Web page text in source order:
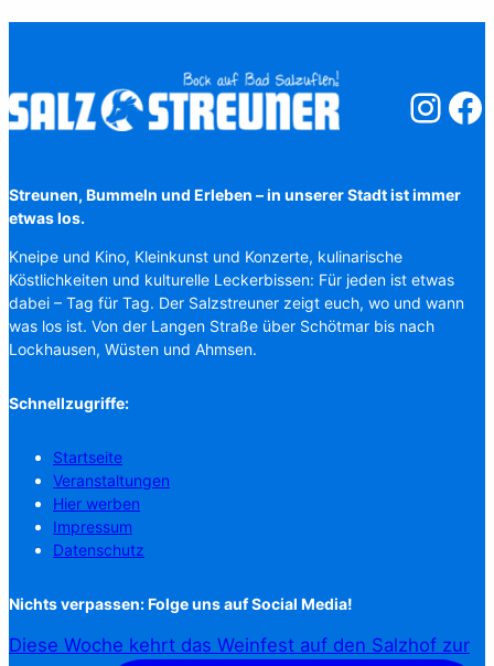
Streunen, Bummeln und Erleben – in unserer Stadt ist immer
etwas los.
Kneipe und Kino, Kleinkunst und Konzerte, kulinarische
Köstlichkeiten und kulturelle Leckerbissen: Für jeden ist etwas
dabei – Tag für Tag. Der Salzstreuner zeigt euch, wo und wann
was los ist. Von der Langen Straße über Schötmar bis nach
Lockhausen, Wüsten und Ahmsen.
Schnellzugriffe:
Startseite
Veranstaltungen
Hier werben
Impressum
Datenschutz
Nichts verpassen: Folge uns auf Social Media!
Diese Woche kehrt das Weinfest auf den Salzhof zur